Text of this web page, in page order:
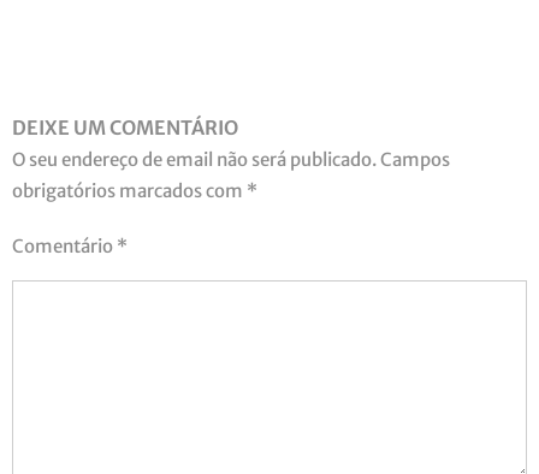
DEIXE UM COMENTÁRIO
O seu endereço de email não será publicado.Campos
obrigatórios marcados com *
Comentário *